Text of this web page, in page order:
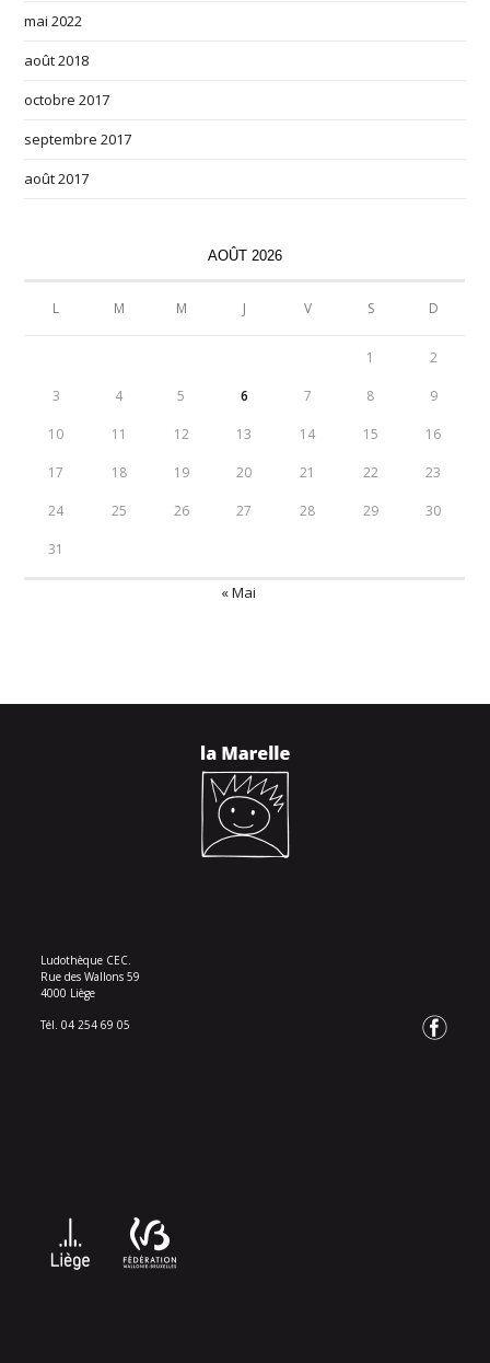
mai 2022
août 2018
octobre 2017
septembre 2017
août 2017
AOÛT 2026
L M M J V S D
1 2
3 4 5 6 7 8 9
10 11 12 13 14 15 16
17 18 19 20 21 22 23
24 25 26 27 28 29 30
31
« Mai
Ludothèque CEC.
Rue des Wallons 59
4000 Liège
Tél. 04 254 69 05